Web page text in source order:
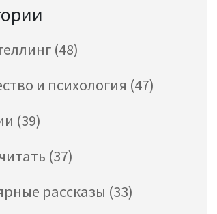
(48)
и психология (47)
(39)
(37)
рассказы (33)